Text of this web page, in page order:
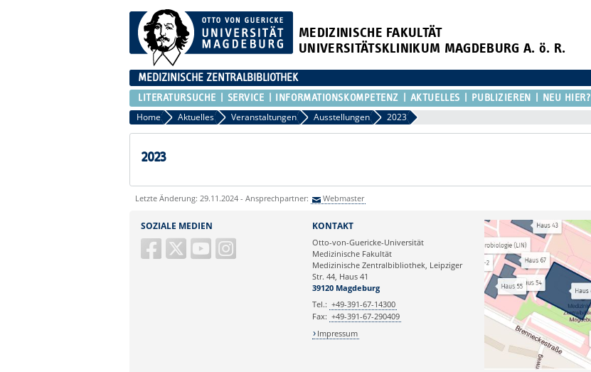
MEDIZINISCHE FAKULTÄT
UNIVERSITÄTSKLINIKUM MAGDEBURG A. ö. R.
MEDIZINISCHE ZENTRALBIBLIOTHEK
LITERATURSUCHE SERVICE INFORMATIONSKOMPETENZ AKTUELLES PUBLIZIEREN NEU HIER?
Home Aktuelles Veranstaltungen Ausstellungen 2023
2023
Letzte Änderung: 29.11.2024 - Ansprechpartner: Webmaster
SOZIALE MEDIEN KONTAKT
Otto-von-Guericke-Universität
Medizinische Fakultät
Medizinische Zentralbibliothek, Leipziger
Str. 44, Haus 41
39120 Magdeburg
Tel.: +49-391-67-14300
Fax: +49-391-67-290409
Impressum